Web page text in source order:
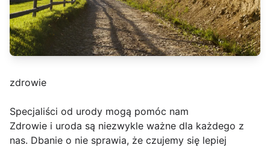
zdrowie
Specjaliści od urody mogą pomóc nam
Zdrowie i uroda są niezwykle ważne dla każdego z
nas. Dbanie o nie sprawia, że czujemy się lepiej